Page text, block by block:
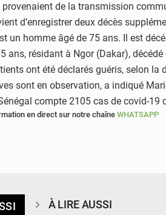
de la transmission
d’enregistrer deux décès
un homme âgé de 75 ans. Il est
ans, résidant à Ngor (Dakar),
ont été déclarés guéris, selon la
sont en observation, a indiqué
compte 2105 cas de covid-
en direct sur notre chaîne WHATSAPP
À LIRE AUSSI